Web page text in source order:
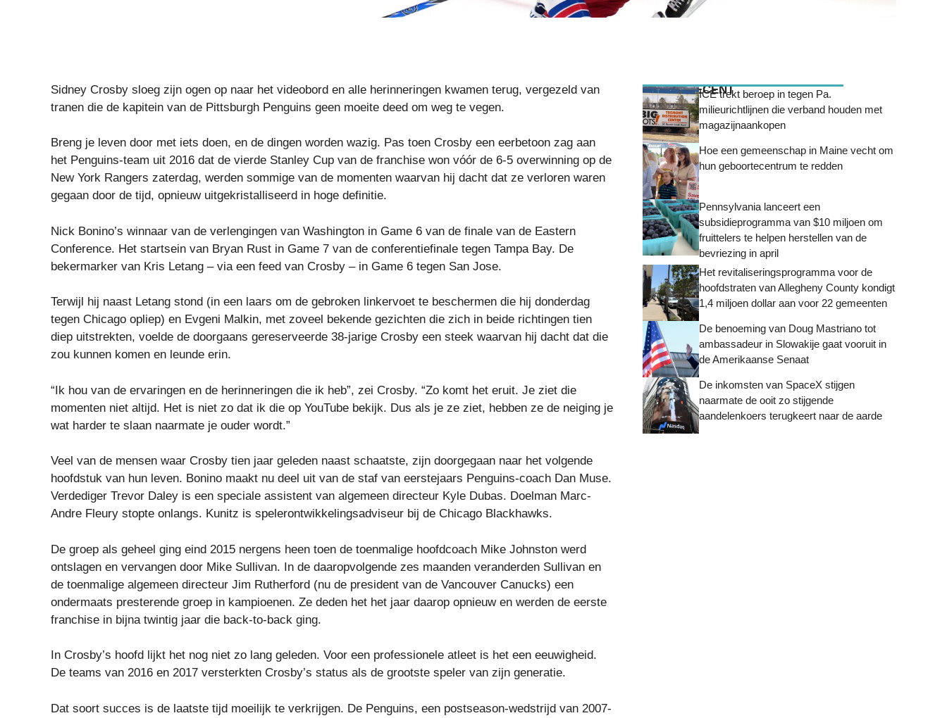
Sidney Crosby sloeg zijn ogen op naar het videobord en alle herinneringen kwamen terug, vergezeld van
tranen die de kapitein van de Pittsburgh Penguins geen moeite deed om weg te vegen.
Breng je leven door met iets doen, en de dingen worden wazig. Pas toen Crosby een eerbetoon zag aan
het Penguins-team uit 2016 dat de vierde Stanley Cup van de franchise won vóór de 6-5 overwinning op de
New York Rangers zaterdag, werden sommige van de momenten waarvan hij dacht dat ze verloren waren
gegaan door de tijd, opnieuw uitgekristalliseerd in hoge definitie.
Nick Bonino’s winnaar van de verlengingen van Washington in Game 6 van de finale van de Eastern
Conference. Het startsein van Bryan Rust in Game 7 van de conferentiefinale tegen Tampa Bay. De
bekermarker van Kris Letang – via een feed van Crosby – in Game 6 tegen San Jose.
Terwijl hij naast Letang stond (in een laars om de gebroken linkervoet te beschermen die hij donderdag
tegen Chicago opliep) en Evgeni Malkin, met zoveel bekende gezichten die zich in beide richtingen tien
diep uitstrekten, voelde de doorgaans gereserveerde 38-jarige Crosby een steek waarvan hij dacht dat die
zou kunnen komen en leunde erin.
“Ik hou van de ervaringen en de herinneringen die ik heb”, zei Crosby. “Zo komt het eruit. Je ziet die
momenten niet altijd. Het is niet zo dat ik die op YouTube bekijk. Dus als je ze ziet, hebben ze de neiging je
wat harder te slaan naarmate je ouder wordt.”
Veel van de mensen waar Crosby tien jaar geleden naast schaatste, zijn doorgegaan naar het volgende
hoofdstuk van hun leven. Bonino maakt nu deel uit van de staf van eerstejaars Penguins-coach Dan Muse.
Verdediger Trevor Daley is een speciale assistent van algemeen directeur Kyle Dubas. Doelman Marc-
Andre Fleury stopte onlangs. Kunitz is spelerontwikkelingsadviseur bij de Chicago Blackhawks.
De groep als geheel ging eind 2015 nergens heen toen de toenmalige hoofdcoach Mike Johnston werd
ontslagen en vervangen door Mike Sullivan. In de daaropvolgende zes maanden veranderden Sullivan en
de toenmalige algemeen directeur Jim Rutherford (nu de president van de Vancouver Canucks) een
ondermaats presterende groep in kampioenen. Ze deden het het jaar daarop opnieuw en werden de eerste
franchise in bijna twintig jaar die back-to-back ging.
In Crosby’s hoofd lijkt het nog niet zo lang geleden. Voor een professionele atleet is het een eeuwigheid.
De teams van 2016 en 2017 versterkten Crosby’s status als de grootste speler van zijn generatie.
Dat soort succes is de laatste tijd moeilijk te verkrijgen. De Penguins, een postseason-wedstrijd van 2007-
MEEST RECENTICE trekt beroep in tegen Pa.
milieurichtlijnen die verband houden met
magazijnaankopen
Hoe een gemeenschap in Maine vecht om
hun geboortecentrum te redden
Pennsylvania lanceert een
subsidieprogramma van $10 miljoen om
fruittelers te helpen herstellen van de
bevriezing in april
Het revitaliseringsprogramma voor de
hoofdstraten van Allegheny County kondigt
1,4 miljoen dollar aan voor 22 gemeenten
De benoeming van Doug Mastriano tot
ambassadeur in Slowakije gaat vooruit in
de Amerikaanse Senaat
De inkomsten van SpaceX stijgen
naarmate de ooit zo stijgende
aandelenkoers terugkeert naar de aarde